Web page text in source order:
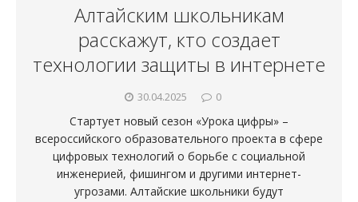
Алтайским школьникам
расскажут, кто создает
технологии защиты в интернете
30.04.2025 0
Стартует новый сезон «Урока цифры» –
всероссийского образовательного проекта в сфере
цифровых технологий о борьбе с социальной
инженерией, фишингом и другими интернет-
угрозами. Алтайские школьники будут